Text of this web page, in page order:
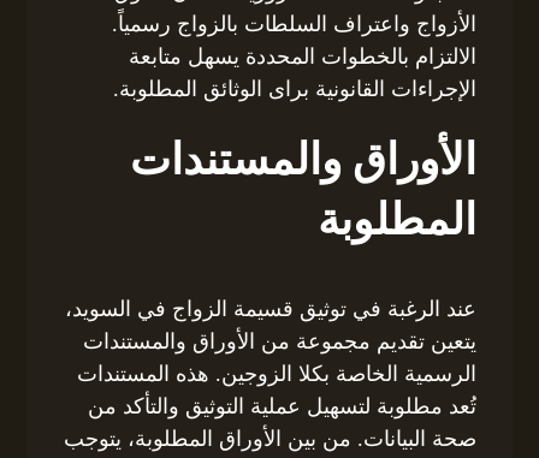
الأزواج واعتراف السلطات بالزواج رسمياً.
الالتزام بالخطوات المحددة يسهل متابعة
الإجراءات القانونية برای الوثائق المطلوبة.
الأوراق والمستندات
المطلوبة
عند الرغبة في توثيق قسيمة الزواج في السويد،
يتعين تقديم مجموعة من الأوراق والمستندات
الرسمية الخاصة بكلا الزوجين. هذه المستندات
تُعد مطلوبة لتسهيل عملية التوثيق والتأكد من
صحة البيانات. من بين الأوراق المطلوبة، يتوجب